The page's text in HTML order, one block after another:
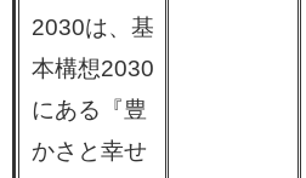
2030は、基
本構想2030
にある『豊
かさと幸せ